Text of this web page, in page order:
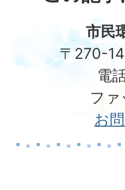
市民
〒270-
電
フ
お